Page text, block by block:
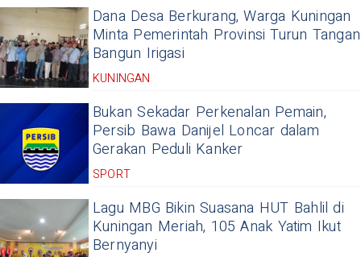
Dana Desa Berkurang, Warga Kuningan
Minta Pemerintah Provinsi Turun Tangan
Bangun Irigasi
KUNINGAN
Bukan Sekadar Perkenalan Pemain,
Persib Bawa Danijel Loncar dalam
Gerakan Peduli Kanker
SPORT
Lagu MBG Bikin Suasana HUT Bahlil di
Kuningan Meriah, 105 Anak Yatim Ikut
Bernyanyi